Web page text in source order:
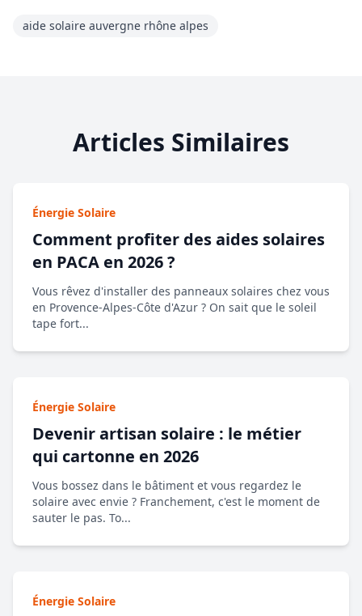
aide solaire auvergne rhône alpes
Articles Similaires
Énergie Solaire
Comment profiter des aides solaires
en PACA en 2026 ?
Vous rêvez d'installer des panneaux solaires chez vous
en Provence-Alpes-Côte d'Azur ? On sait que le soleil
tape fort...
Énergie Solaire
Devenir artisan solaire : le métier
qui cartonne en 2026
Vous bossez dans le bâtiment et vous regardez le
solaire avec envie ? Franchement, c'est le moment de
sauter le pas. To...
Énergie Solaire